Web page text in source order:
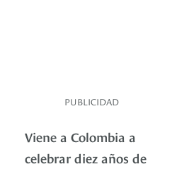
PUBLICIDAD
Viene a Colombia a
celebrar diez años de